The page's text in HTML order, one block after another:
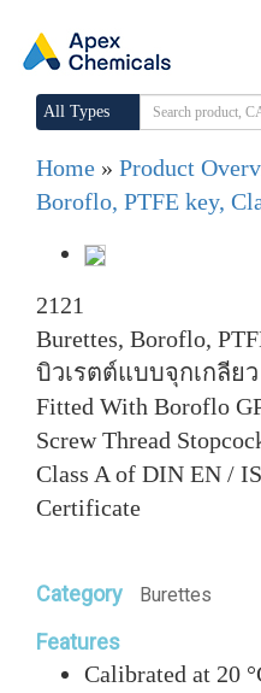
All Types
Home » Product
Boroflo, PTFE key,
2121
Burettes, Boroflo,
บิวเรตต์แบบจุกเกลีย
Fitted With Boroflo
Screw Thread
Class A of DIN EN /
Certificate
Category Burettes
Features
Calibrated at 20